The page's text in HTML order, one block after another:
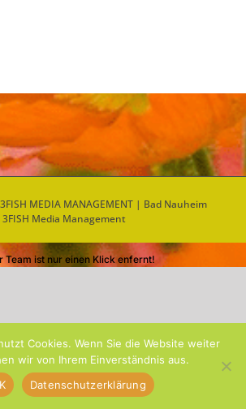
MEDIA MANAGEMENT | Bad Nauheim
3FISH Media Management
Team ist nur einen Klick enfernt!
Cookies. Wenn Sie die Website weiter
wir von Ihrem Einverständnis aus.
Datenschutzerklärung